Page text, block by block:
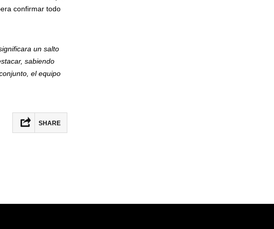
confirmar todo
un salto
sabiendo
el equipo
SHARE
Compartir